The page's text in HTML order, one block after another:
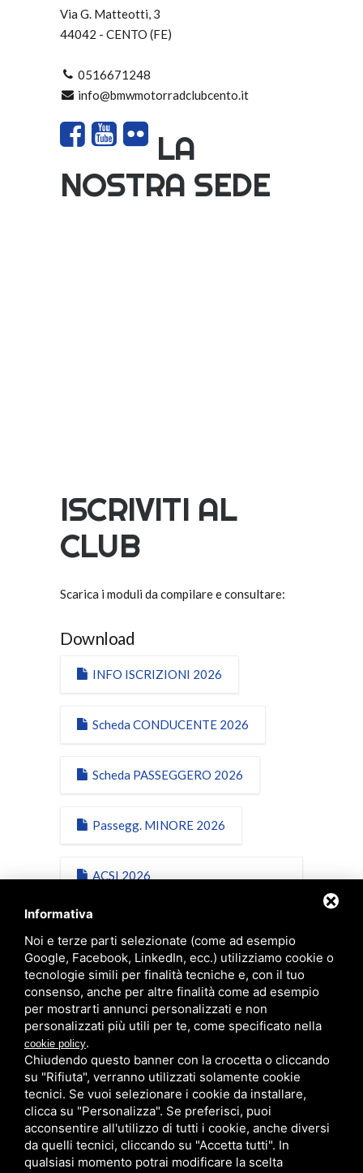
Informativa
Noi e terze parti selezionate (come ad esempio
Google, Facebook, LinkedIn, ecc.) utilizziamo cookie o
tecnologie simili per finalità tecniche e, con il tuo
consenso, anche per altre finalità come ad esempio
per mostrarti annunci personalizzati e non
personalizzati più utili per te, come specificato nella
cookie policy.
Chiudendo questo banner con la crocetta o cliccando
su "Rifiuta", verranno utilizzati solamente cookie
tecnici. Se vuoi selezionare i cookie da installare,
clicca su "Personalizza". Se preferisci, puoi
acconsentire all'utilizzo di tutti i cookie, anche diversi
da quelli tecnici, cliccando su "Accetta tutti". In
qualsiasi momento potrai modificare la scelta
Via G. Matteotti, 3
44042 - CENTO (FE)
0516671248
info@bmwmotorradclubcento.it
LA
NOSTRA SEDE
ISCRIVITI AL
CLUB
Scarica i moduli da compilare e consultare:
Download
INFO ISCRIZIONI 2026
Scheda CONDUCENTE 2026
Scheda PASSEGGERO 2026
Passegg. MINORE 2026
ACSI 2026
Scheda ACSI 2026 Minore
IBAN Vers.Quote 2026
Privacy ACSI 2025
Conduc.Passegg.